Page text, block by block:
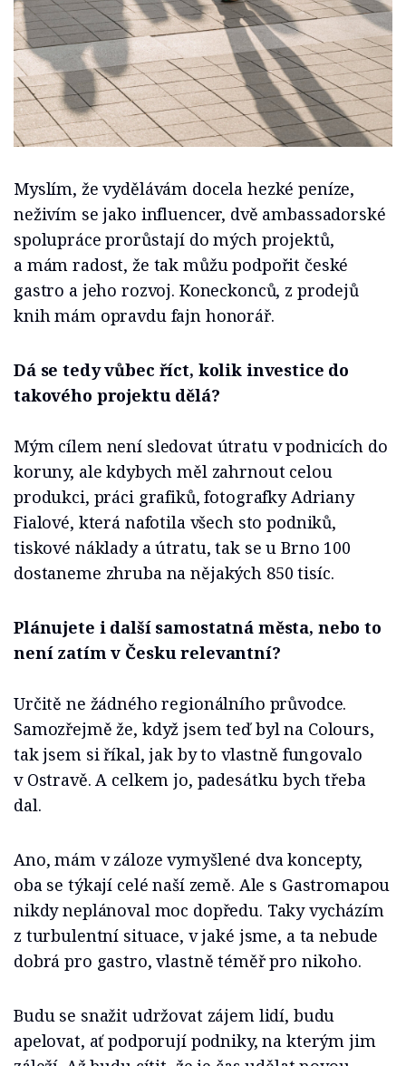
Myslím, že vydělávám docela hezké peníze,
neživím se jako influencer, dvě ambassadorské
spolupráce prorůstají do mých projektů,
a mám radost, že tak můžu podpořit české
gastro a jeho rozvoj. Koneckonců, z prodejů
knih mám opravdu fajn honorář.
Dá se tedy vůbec říct, kolik investice do
takového projektu dělá?
Mým cílem není sledovat útratu v podnicích do
koruny, ale kdybych měl zahrnout celou
produkci, práci grafiků, fotografky Adriany
Fialové, která nafotila všech sto podniků,
tiskové náklady a útratu, tak se u Brno 100
dostaneme zhruba na nějakých 850 tisíc.
Plánujete i další samostatná města, nebo to
není zatím v Česku relevantní?
Určitě ne žádného regionálního průvodce.
Samozřejmě že, když jsem teď byl na Colours,
tak jsem si říkal, jak by to vlastně fungovalo
v Ostravě. A celkem jo, padesátku bych třeba
dal.
Ano, mám v záloze vymyšlené dva koncepty,
oba se týkají celé naší země. Ale s Gastromapou
nikdy neplánoval moc dopředu. Taky vycházím
z turbulentní situace, v jaké jsme, a ta nebude
dobrá pro gastro, vlastně téměř pro nikoho.
Budu se snažit udržovat zájem lidí, budu
apelovat, ať podporují podniky, na kterým jim